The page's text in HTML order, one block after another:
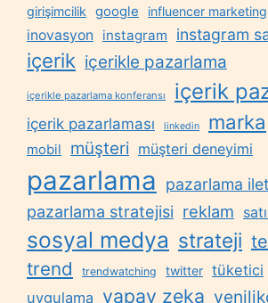
girişimcilik google influencer marketing
inovasyon instagram instagram
içerik içerikle pazarlama
içerikle pazarlama konferansı içerik
içerik pazarlaması linkedin marka
mobil müşteri müşteri deneyimi
pazarlama
pazarlama
pazarlama stratejisi reklam
sosyal medya strateji
trend trendwatching twitter tüketici
uygulama yapay zeka